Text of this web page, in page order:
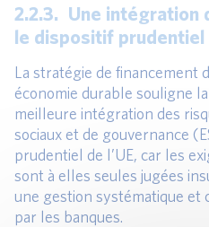
2.2.3. Une intégration
le dispositif prudentiel
La stratégie de financement
économie durable souligne
meilleure intégration des
sociaux et de gouvernance
prudentiel de l’UE, car les
sont à elles seules jugées
une gestion systématique et
par les banques.